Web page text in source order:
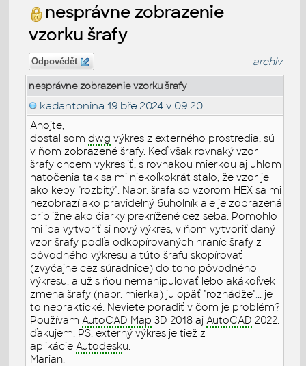
nesprávne zobrazenie
vzorku šrafy
Odpovědět archiv
nesprávne zobrazenie vzorku šrafy
kadantonina 19.bře.2024 v 09:20
Ahojte,
dostal somdwg výkres z externého prostredia, sú
v ňom zobrazené šrafy. Keď však rovnaký vzor
šrafy chcem vykresliť, s rovnakou mierkou aj uhlom
natočenia tak sa mi niekoľkokrát stalo, že vzor je
ako keby "rozbitý". Napr. šrafa so vzorom HEX sa mi
nezobrazí ako pravidelný 6uholník ale je zobrazená
približne ako čiarky prekrížené cez seba. Pomohlo
mi iba vytvoriť si nový výkres, v ňom vytvoriť daný
vzor šrafy podľa odkopírovaných hraníc šrafy z
pôvodného výkresu a túto šrafu skopírovať
(zvyčajne cez súradnice) do toho pôvodného
výkresu. a už s ňou nemanipulovať lebo akákoľvek
zmena šrafy (napr. mierka) ju opäť "rozhádže"... je
to nepraktické. Neviete poradiť v čom je problém?
PoužívamAutoCAD Map 3D 2018 ajAutoCAD 2022.
ďakujem. PS: externý výkres je tiež z
aplikácieAutodesku.
Marian.